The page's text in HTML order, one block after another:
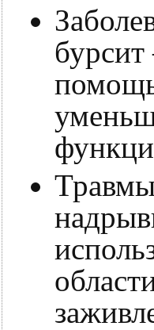
бурсит